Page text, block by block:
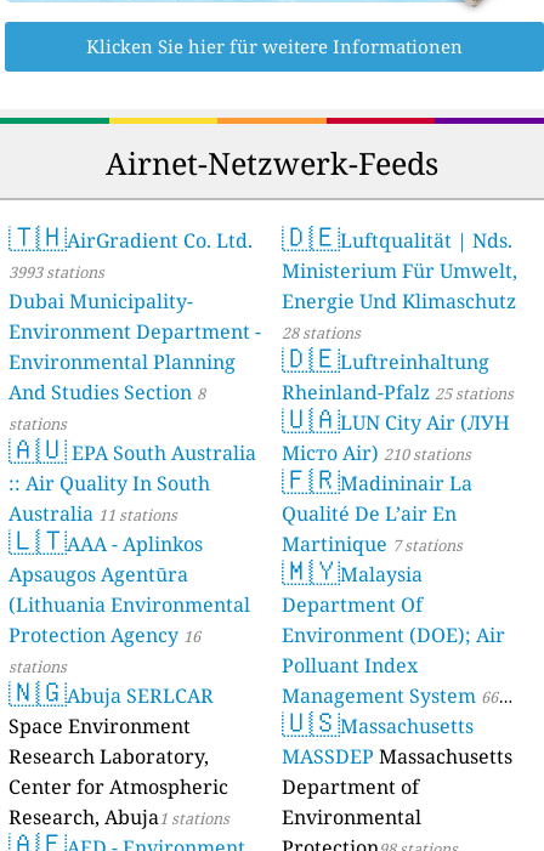
Klicken Sie hier für weitere Informationen
Airnet-Netzwerk-Feeds
🇹🇭AirGradient Co. Ltd.
3993 stations
Dubai Municipality-
Environment Department -
Environmental Planning
And Studies Section 8
stations
🇦🇺EPA South Australia
:: Air Quality In South
Australia 11 stations
🇱🇹AAA - Aplinkos
Apsaugos Agentūra
(Lithuania Environmental
Protection Agency 16
stations
🇳🇬Abuja SERLCAR
Space Environment
Research Laboratory,
Center for Atmospheric
Research, Abuja1 stations
🇩🇪Luftqualität | Nds.
Ministerium Für Umwelt,
Energie Und Klimaschutz
28 stations
🇩🇪Luftreinhaltung
Rheinland-Pfalz 25 stations
🇺🇦LUN City Air (ЛУН
Місто Air) 210 stations
🇫🇷Madininair La
Qualité De L’air En
Martinique 7 stations
🇲🇾Malaysia
Department Of
Environment (DOE); Air
Polluant Index
Management System 66
stations
🇺🇸Massachusetts
MASSDEP Massachusetts
Department of
Environmental